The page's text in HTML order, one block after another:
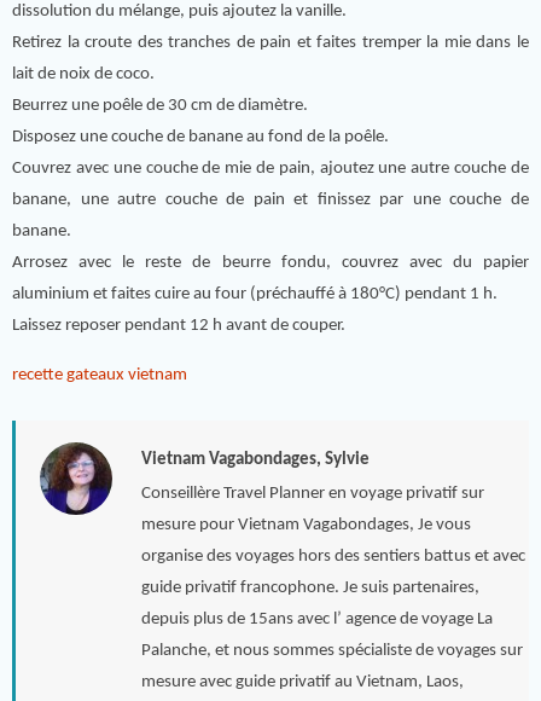
dissolution du mélange, puis ajoutez la vanille.
Retirez la croute des tranches de pain et faites tremper la mie dans le
lait de noix de coco.
Beurrez une poêle de 30 cm de diamètre.
Disposez une couche de banane au fond de la poêle.
Couvrez avec une couche de mie de pain, ajoutez une autre couche de
banane, une autre couche de pain et finissez par une couche de
banane.
Arrosez avec le reste de beurre fondu, couvrez avec du papier
aluminium et faites cuire au four (préchauffé à 180°C) pendant 1 h.
Laissez reposer pendant 12 h avant de couper.
recette gateaux vietnam
Vietnam Vagabondages, Sylvie
Conseillère Travel Planner en voyage privatif sur
mesure pour Vietnam Vagabondages, Je vous
organise des voyages hors des sentiers battus et avec
guide privatif francophone. Je suis partenaires,
depuis plus de 15ans avec l’ agence de voyage La
Palanche, et nous sommes spécialiste de voyages sur
mesure avec guide privatif au Vietnam, Laos,